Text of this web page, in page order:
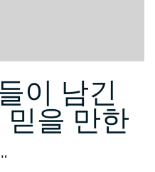
이 남긴
믿을 만한